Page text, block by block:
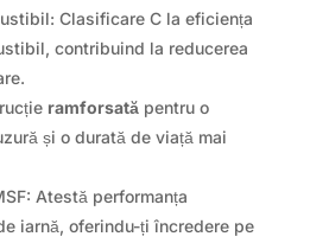
Clasificare C la eficiența
contribuind la reducerea
ramforsatăpentru o
și o durată de viață mai
Atestă performanța
iarnă, oferindu-ți încredere pe